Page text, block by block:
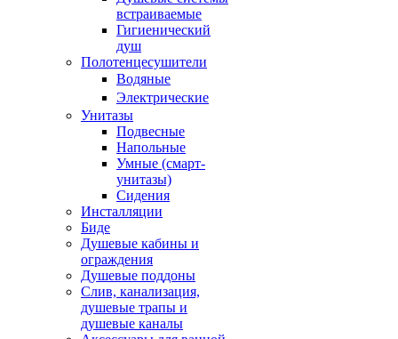
встраиваемые
Гигиенический
душ
Полотенцесушители
ㅤВодяные
ㅤЭлектрические
Унитазы
Подвесные
Напольные
Умные (смарт-
унитазы)
Сидения
Инсталляции
Биде
Душевые кабины и
ограждения
Душевые поддоны
Слив, канализация,
душевые трапы и
душевые каналы